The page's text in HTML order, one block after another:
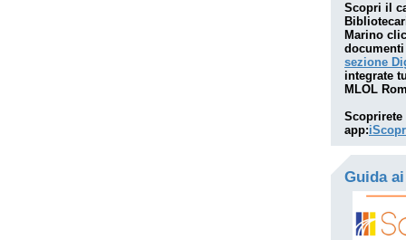
Scopri il
Marino
sezione
integrate
MLOL
app:
Guida